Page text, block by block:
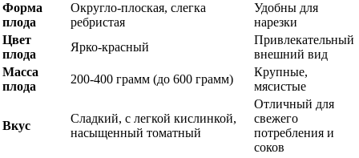
Форма
плода
Округло-плоская, слегка
ребристая
Удобны для
нарезки
Цвет
плода
Ярко-красный
Привлекательный
внешний вид
Масса
плода
200-400 грамм (до 600 грамм)
Крупные,
мясистые
Вкус
Сладкий, с легкой кислинкой,
насыщенный томатный
Отличный для
свежего
потребления и
соков